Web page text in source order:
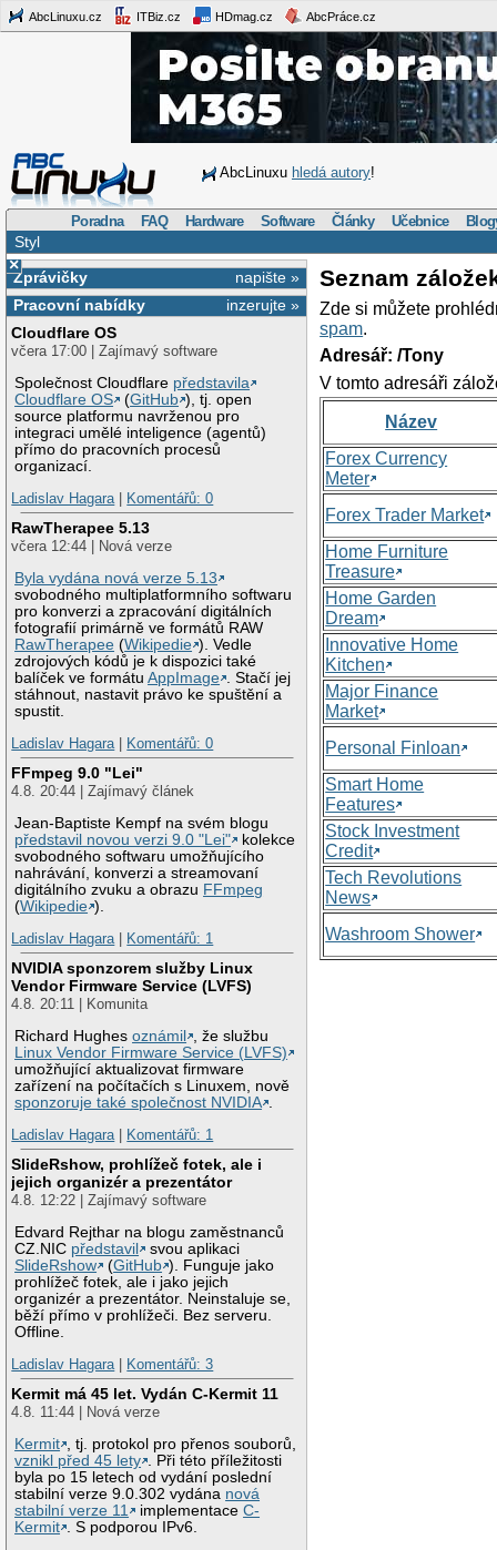
AbcLinuxu.cz ITBiz.cz HDmag.cz AbcPráce.cz
AbcLinuxu hledá autory!
Poradna FAQ Hardware Software Články Učebnice
Styl
×
napište »
Zprávičky
inzerujte »
Pracovní nabídky
Cloudflare OS
včera 17:00 | Zajímavý software
Společnost Cloudflare představila
Cloudflare OS
(GitHub ), tj. open
source platformu navrženou pro
integraci umělé inteligence (agentů)
přímo do pracovních procesů
organizací.
Ladislav Hagara| Komentářů: 0
RawTherapee 5.13
včera 12:44 | Nová verze
Byla vydána nová verze 5.13
svobodného multiplatformního softwaru
pro konverzi a zpracování digitálních
fotografií primárně ve formátů RAW
RawTherapee (Wikipedie ). Vedle
zdrojových kódů je k dispozici také
balíček ve formátuAppImage
. Stačí jej
stáhnout, nastavit právo ke spuštění a
spustit.
Ladislav Hagara| Komentářů: 0
FFmpeg 9.0 "Lei"
4.8. 20:44 | Zajímavý článek
Jean-Baptiste Kempf na svém blogu
představil novou verzi 9.0 "Lei"
kolekce
svobodného softwaru umožňujícího
nahrávání, konverzi a streamovaní
digitálního zvuku a obrazu FFmpeg
(Wikipedie ).
Ladislav Hagara| Komentářů: 1
NVIDIA sponzorem služby Linux
Vendor Firmware Service (LVFS)
4.8. 20:11 | Komunita
Richard Hughesoznámil
, že službu
Linux Vendor Firmware Service (LVFS)
umožňující aktualizovat firmware
zařízení na počítačích s Linuxem, nově
sponzoruje také společnost NVIDIA
Ladislav Hagara| Komentářů: 1
SlideRshow, prohlížeč fotek, ale i
jejich organizér a prezentátor
4.8. 12:22 | Zajímavý software
Edvard Rejthar na blogu zaměstnanců
CZ.NIC představil
svou aplikaci
SlideRshow
(GitHub ). Funguje jako
prohlížeč fotek, ale i jako jejich
organizér a prezentátor. Neinstaluje se,
běží přímo v prohlížeči. Bez serveru.
Offline.
Ladislav Hagara| Komentářů: 3
Kermit má 45 let. Vydán C-Kermit 11
4.8. 11:44 | Nová verze
Kermit
, tj. protokol pro přenos souborů,
vznikl před 45 lety
. Při této příležitosti
byla po 15 letech od vydání poslední
stabilní verze 9.0.302 vydána nová
stabilní verze 11
implementaceC-
Kermit
. S podporou IPv6.
Seznam
Zde si můžete
spam.
Adresář: /Tony
V tomto adresáři
Název
Forex Currency
Meter
Forex Trader Market
Home Furniture
Treasure
Home Garden
Dream
Innovative Home
Kitchen
Major Finance
Market
Personal Finloan
Smart Home
Features
Stock Investment
Credit
Tech Revolutions
News
Washroom Shower